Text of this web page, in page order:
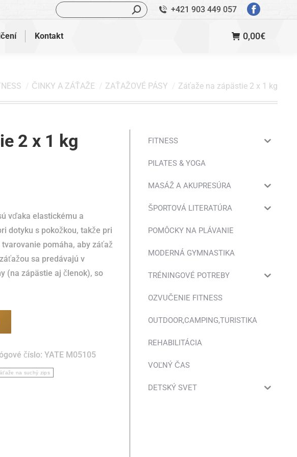
Vyhľadávanie: +421 903 449 057
otvorí
okne
Kontakt 0,00€
tu: ČINKY A ZÁŤAŽE ZAŤAŽOVÉ PÁSY Záťaže na zápästie 2 x 1 kg
2 x 1 kg
vďaka elastickému a
dotyku s pokožkou, takže pri
pomáha, aby záťaž
sa predávajú v
(na zápästie aj členok), so
číslo:YATE M05105
na suchý zips
FITNESS
PILATES & YOGA
MASÁŽ A AKUPRESÚRA
ŠPORTOVÁ LITERATÚRA
POMÔCKY NA PLÁVANIE
MODERNÁ GYMNASTIKA
TRÉNINGOVÉ POTREBY
OZVUČENIE FITNESS
OUTDOOR,CAMPING,TURISTIKA
REHABILITÁCIA
VOĽNÝ ČAS
DETSKÝ SVET